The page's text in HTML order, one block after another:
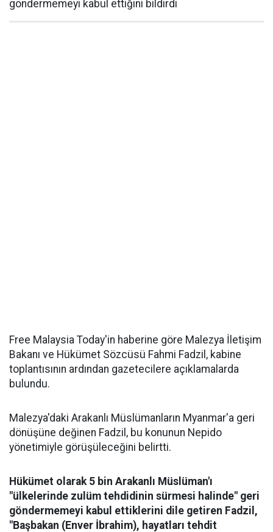
göndermemeyi kabul ettiğini bildirdi
Free Malaysia Today'in haberine göre Malezya İletişim
Bakanı ve Hükümet Sözcüsü Fahmi Fadzil, kabine
toplantısının ardından gazetecilere açıklamalarda
bulundu.
Malezya'daki Arakanlı Müslümanların Myanmar'a geri
dönüşüne değinen Fadzil, bu konunun Nepido
yönetimiyle görüşüleceğini belirtti.
Hükümet olarak 5 bin Arakanlı Müslüman'ı
"ülkelerinde zulüm tehdidinin sürmesi halinde" geri
göndermemeyi kabul ettiklerini dile getiren Fadzil,
"Başbakan (Enver İbrahim), hayatları tehdit